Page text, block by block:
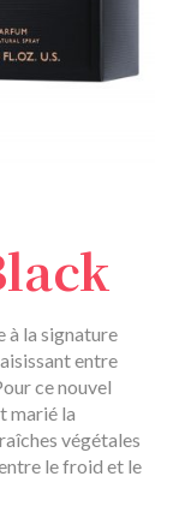
à la signature
entre
ce nouvel
marié la
végétales
le froid et le